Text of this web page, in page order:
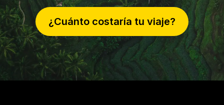
¿Cuánto costaría tu viaje?